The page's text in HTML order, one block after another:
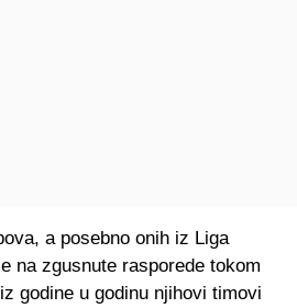
a posebno onih iz Liga
na zgusnute rasporede tokom
godine u godinu njihovi timovi